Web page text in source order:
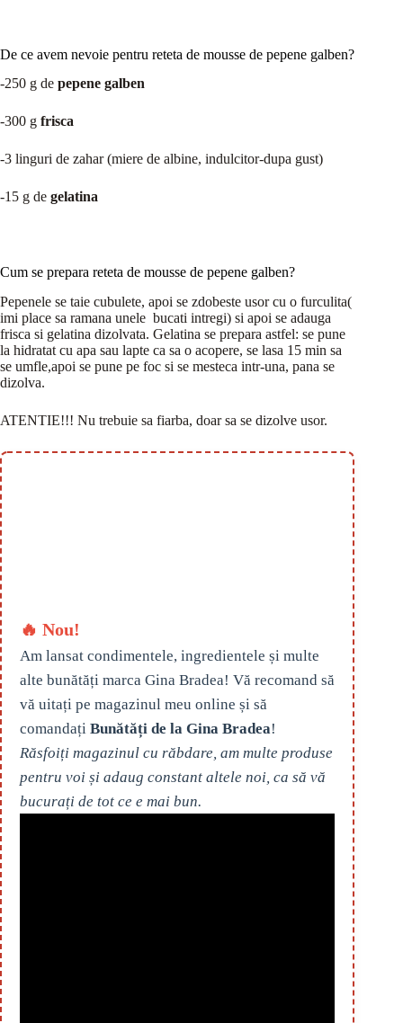
De ce avem nevoie pentru reteta de mousse de pepene galben?
-250 g de pepene galben
-300 g frisca
-3 linguri de zahar (miere de albine, indulcitor-dupa gust)
-15 g de gelatina
Cum se prepara reteta de mousse de pepene galben?
Pepenele se taie cubulete, apoi se zdobeste usor cu o furculita(
imi place sa ramana unele bucati intregi) si apoi se adauga
frisca si gelatina dizolvata. Gelatina se prepara astfel: se pune
la hidratat cu apa sau lapte ca sa o acopere, se lasa 15 min sa
se umfle,apoi se pune pe foc si se mesteca intr-una, pana se
dizolva.
ATENTIE!!! Nu trebuie sa fiarba, doar sa se dizolve usor.
🔥 Nou!
Am lansat condimentele, ingredientele și multe
alte bunătăți marca Gina Bradea! Vă recomand să
vă uitați pe magazinul meu online și să
comandați Bunătăți de la Gina Bradea!
Răsfoiți magazinul cu răbdare, am multe produse
pentru voi și adaug constant altele noi, ca să vă
bucurați de tot ce e mai bun.